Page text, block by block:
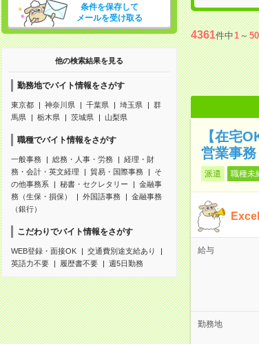
条件を保存して
メールを受け取る
他の検索結果を見る
勤務地でバイト情報をさがす
東京都 神奈川県 千葉県 埼玉県
群
馬県
栃木県 茨城県 山梨県
職種でバイト情報をさがす
一般事務 総務・人事・労務
経理・財
務・会計・英文経理
貿易・国際事務
そ
の他事務系
秘書・セクレタリー
金融事
務（生保・損保）
外国語事務
金融事務
（銀行）
こだわりでバイト情報をさがす
WEB登録・面接OK
交通費別途支給あり
英語力不要
履歴書不要 週5日勤務
4361件中1～50
【在宅
営業事務
派遣 職種未
給与
勤務地